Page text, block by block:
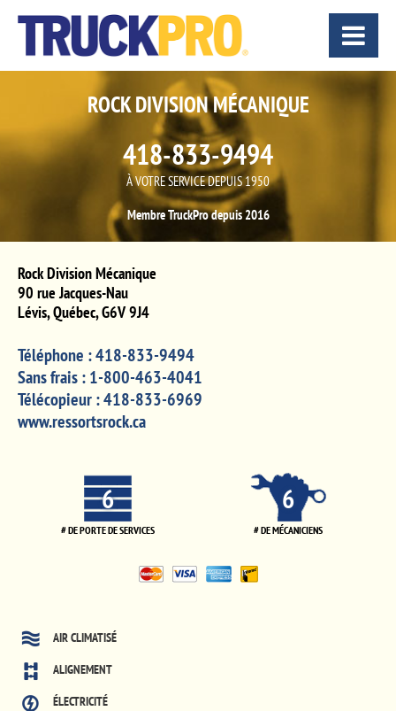
ROCK DIVISION MÉCANIQUE
418-833-9494
À VOTRE SERVICE DEPUIS 1950
Membre TruckPro depuis 2016
Rock Division Mécanique
90 rue Jacques-Nau
Lévis,Québec,G6V 9J4
Téléphone :418-833-9494
Sans frais :1-800-463-4041
Télécopieur :418-833-6969
www.ressortsrock.ca
6
# DE PORTE DE SERVICES
6
# DE MÉCANICIENS
AIR CLIMATISÉ
ALIGNEMENT
ÉLECTRICITÉ